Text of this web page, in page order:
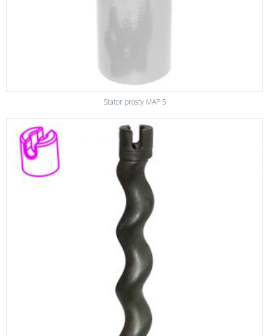
Stator prosty MAP 5